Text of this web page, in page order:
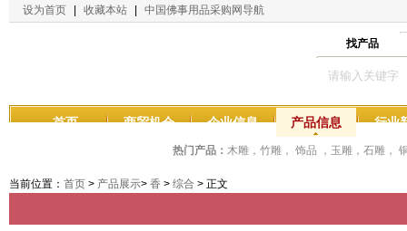
设为首页 收藏本站 中国佛事用品采购网导航
找产品
首页 商贸机会 企业信息 产品信息 行业
热门产品： 木雕，竹雕， 饰品 ，玉雕，石雕，
当前位置： 首页 > 产品展示> 香 > 综合 > 正文